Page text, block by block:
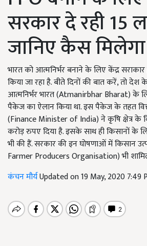
सरकार दे रही 15
जानिए कैस
भारत को आत्मनिर्भर बनाने के लिए केंद्र सराकार
किया जा रहा है. बीते दिनों की बात करें, तो देश के
आत्मनिर्भर भारत (Atmanirbhar Bharat) के
पैकेज का ऐलान किया था. इस पैकेज के तहत वित्त
(Finance Minister of India) ने कृषि क्षेत्र के
करोड़ रुपए दिया है. इसके साथ ही किसानों के
भी की हैं. सरकार की इन घोषणाओं में किसान
Farmer Producers Organisation) भी
कंचन मौर्यUpdated on 19 May, 2020 7:49